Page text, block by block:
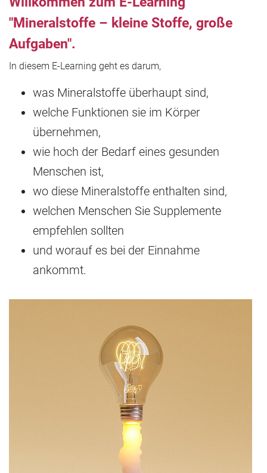
"Mineralstoffe – kleine Stoffe, große
Aufgaben".
In diesem E-Learning geht es darum,
was Mineralstoffe überhaupt sind,
welche Funktionen sie im Körper
übernehmen,
wie hoch der Bedarf eines gesunden
Menschen ist,
wo diese Mineralstoffe enthalten sind,
welchen Menschen Sie Supplemente
empfehlen sollten
und worauf es bei der Einnahme
ankommt.